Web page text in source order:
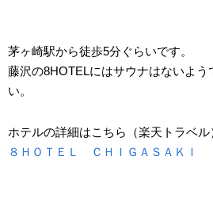
茅ヶ崎駅から徒歩5分ぐらいです。
藤沢の8HOTELにはサウナはないよう
い。
ホテルの詳細はこちら（楽天トラベル
８ＨＯＴＥＬ ＣＨＩＧＡＳＡＫＩ